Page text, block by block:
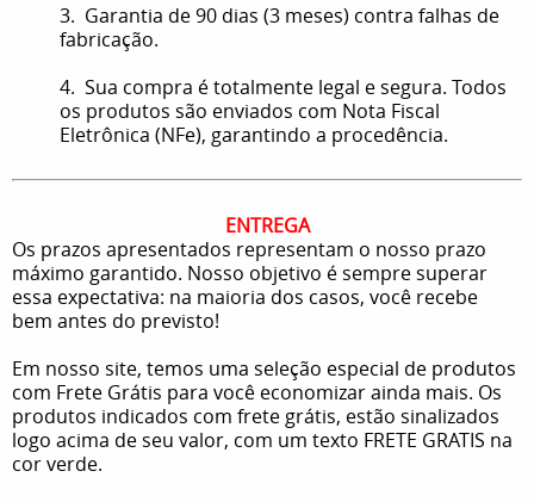
3. Garantia de 90 dias (3 meses) contra falhas de
fabricação.
4. Sua compra é totalmente legal e segura. Todos
os produtos são enviados com Nota Fiscal
Eletrônica (NFe), garantindo a procedência.
ENTREGA
Os prazos apresentados representam o nosso prazo
máximo garantido. Nosso objetivo é sempre superar
essa expectativa: na maioria dos casos, você recebe
bem antes do previsto!
Em nosso site, temos uma seleção especial de produtos
com Frete Grátis para você economizar ainda mais. Os
produtos indicados com frete grátis, estão sinalizados
logo acima de seu valor, com um texto FRETE GRATIS na
cor verde.